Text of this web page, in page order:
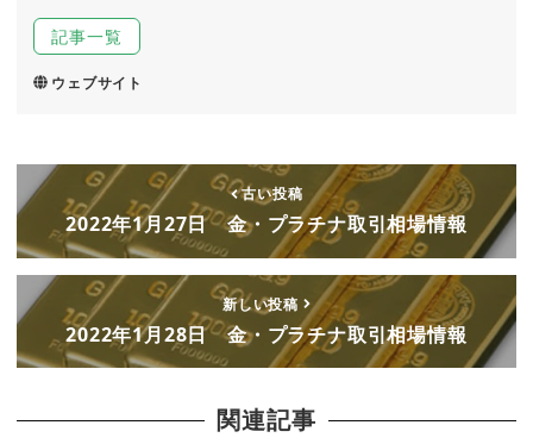
記事一覧
ウェブサイト
古い投稿
2022年1月27日 金・プラチナ取引相場情報
新しい投稿
2022年1月28日 金・プラチナ取引相場情報
関連記事